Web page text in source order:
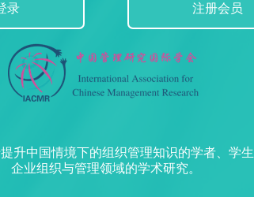
录 注册会员
升中国情境下的组织管理知识的学者、学
企业组织与管理领域的学术研究。